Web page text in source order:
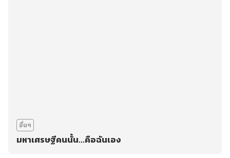
อื่นๆ
มหาเศรษฐีคนนั้น...คือฉันเอง